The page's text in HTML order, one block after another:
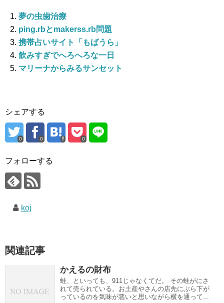
夢の虫歯治療
ping.rbとmakerss.rb問題
携帯占いサイト「もばうら」
飲みすぎでへろへろな一日
マリーナからみるサンセット
シェアする
0 0 0
フォローする
koj
関連記事
かえるの財布
蛙、といっても、911じゃなくてだ。 その蛙がにさ
れて売られている。お土産やさんの店先にぶら下が
っているのを気味が悪いと思いながら横を通って...